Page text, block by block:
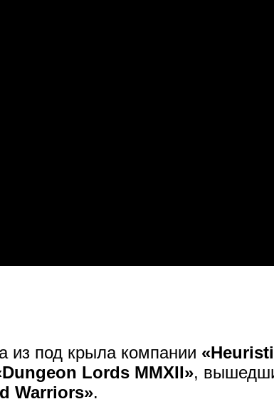
из под крыла компании
Lords MMXII»,
Warriors».